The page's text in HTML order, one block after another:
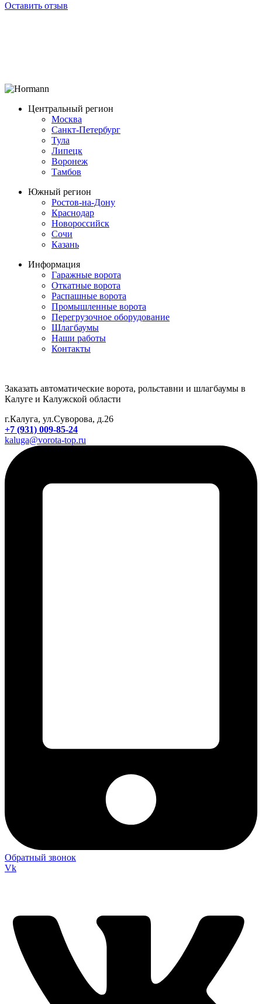
Оставить отзыв
Центральный регион
Москва
Санкт-Петербург
Тула
Липецк
Воронеж
Тамбов
Южный регион
Ростов-на-Дону
Краснодар
Новороссийск
Сочи
Казань
Информация
Гаражные ворота
Откатные ворота
Распашные ворота
Промышленные ворота
Перегрузочное оборудование
Шлагбаумы
Наши работы
Контакты
Заказать автоматические ворота, рольставни и шлагбаумы в
Калуге и Калужской области
г.Калуга, ул.Суворова, д.26
+7 (931) 009-85-24
kaluga@vorota-top.ru
Обратный звонок
Vk